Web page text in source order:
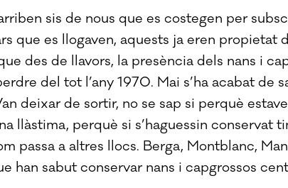
sis de nous que es costegen per
que es llogaven, aquests ja eren propietat
des de llavors, la presència dels nans i
del tot l’any 1970. Mai s’ha acabat de
deixar de sortir, no se sap si perquè
llàstima, perquè si s’haguessin conservat
passa a altres llocs. Berga, Montblanc,
han sabut conservar nans i capgrossos